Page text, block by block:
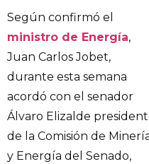
Según confirmó el
ministro de Energía,
Juan Carlos Jobet,
durante esta semana
acordó con el senador
Álvaro Elizalde
de la Comisión de
y Energía del Senado,